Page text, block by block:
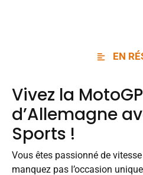
EN
Vivez la
d’Allemagne
Sports !
Vous êtes passionné de vitesse
manquez pas l’occasion